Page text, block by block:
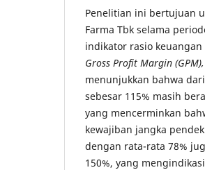
Penelitian ini bertujuan
Farma Tbk selama
indikator rasio
Gross Profit Margin
menunjukkan bahwa
sebesar 115% masih
yang mencerminkan
kewajiban jangka
dengan rata-rata 78%
150%, yang